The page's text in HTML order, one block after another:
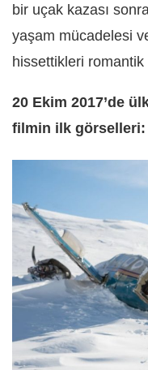
bir uçak kazası
yaşam mücadelesi
hissettikleri romantik
20 Ekim 2017’de
filmin ilk görselleri: